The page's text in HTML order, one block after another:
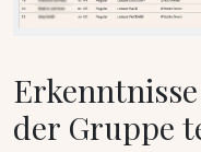
der Gruppe